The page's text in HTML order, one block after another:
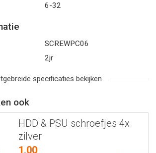
6-32
SCREWPC06
2jr
specificaties bekijken
ook
HDD & PSU schroefjes 4x
zilver
1,00